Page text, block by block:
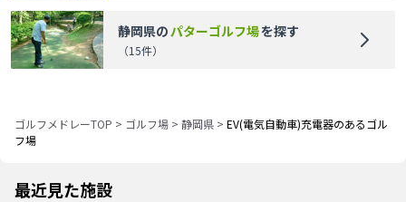
静岡県の パターゴルフ場を探す
（15件）
ゴルフメドレーTOP > ゴルフ場 > 静岡県 > EV(電気自動車)充電器のあるゴル
フ場
最近見た施設